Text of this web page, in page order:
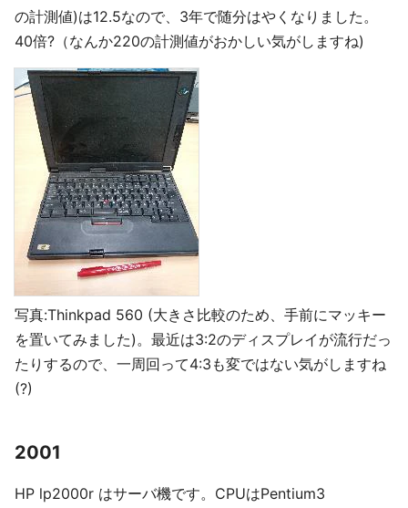
の計測値)は12.5なので、3年で随分はやくなりました。
40倍?（なんか220の計測値がおかしい気がしますね)
写真:Thinkpad 560 (大きさ比較のため、手前にマッキー
を置いてみました)。最近は3:2のディスプレイが流行だっ
たりするので、一周回って4:3も変ではない気がしますね
(?)
2001
HP lp2000r はサーバ機です。CPUはPentium3